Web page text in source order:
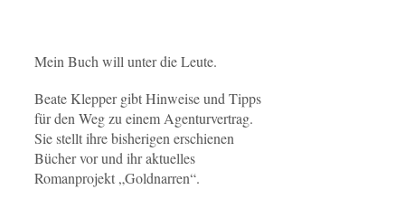
Mein Buch will unter die Leute.
Beate Klepper gibt Hinweise und Tipps
für den Weg zu einem Agenturvertrag.
Sie stellt ihre bisherigen erschienen
Bücher vor und ihr aktuelles
Romanprojekt „Goldnarren“.